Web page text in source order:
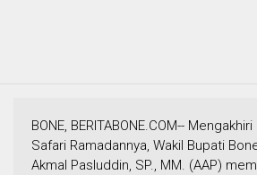
BONE, BERITABONE.COM--
Safari Ramadannya, Wakil Bupati
Akmal Pasluddin, SP., MM. (AAP)